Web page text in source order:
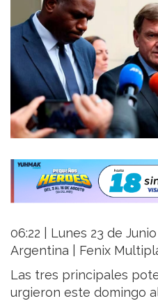
06:22 | Lunes 23 de
Argentina | Fenix
Las tres principales
urgieron este domingo